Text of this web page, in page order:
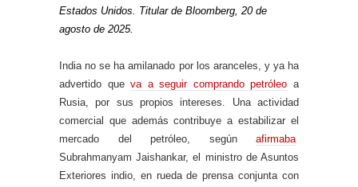
Estados Unidos. Titular de Bloomberg, 20 de
agosto de 2025.
India no se ha amilanado por los aranceles, y ya ha
advertido queva a seguir comprando petróleo a
Rusia, por sus propios intereses. Una actividad
comercial que además contribuye a estabilizar el
mercado del petróleo, según afirmaba
Subrahmanyam Jaishankar, el ministro de Asuntos
Exteriores indio, en rueda de prensa conjunta con